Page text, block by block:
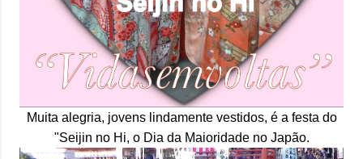
Muita alegria, jovens lindamente vestidos, é a festa do
"Seijin no Hi, o Dia da Maioridade no Japão.